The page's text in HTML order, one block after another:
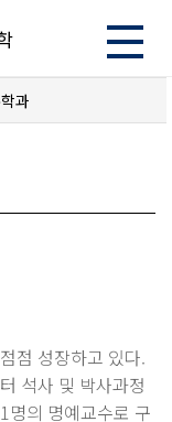
과
점 성장하고 있다.
석사 및 박사과정
명의 명예교수로 구